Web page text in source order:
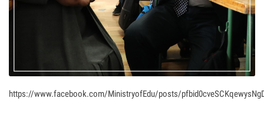
https://www.facebook.com/MinistryofEdu/posts/